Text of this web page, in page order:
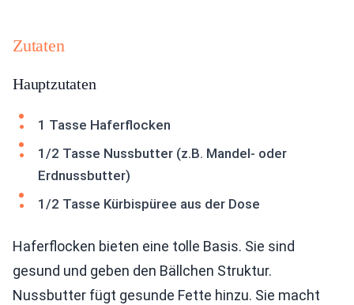
Zutaten
Hauptzutaten
1 Tasse Haferflocken
1/2 Tasse Nussbutter (z.B. Mandel- oder
Erdnussbutter)
1/2 Tasse Kürbispüree aus der Dose
Haferflocken bieten eine tolle Basis. Sie sind
gesund und geben den Bällchen Struktur.
Nussbutter fügt gesunde Fette hinzu. Sie macht